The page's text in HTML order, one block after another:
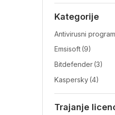
Kategorije
Antivirusni
Emsisoft(9)
Bitdefender(3)
Kaspersky(4)
Trajanje